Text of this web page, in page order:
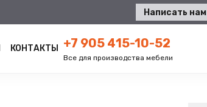
Написать нам
КОНТАКТЫ +7 905 415-10-52
Все для производства мебели